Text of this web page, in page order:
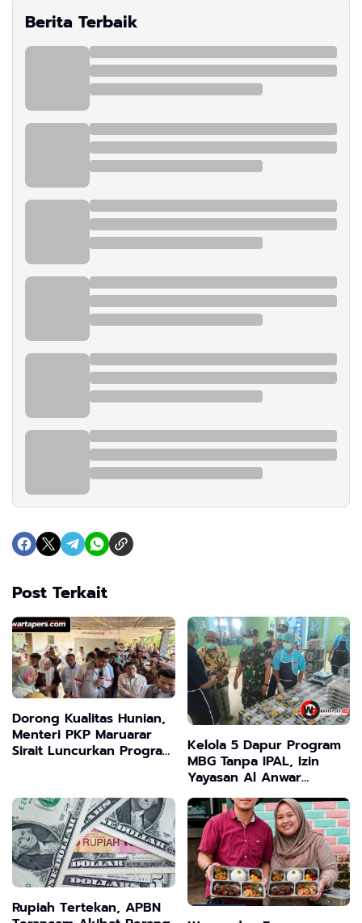
Berita Terbaik
Post Terkait
​Dorong Kualitas Hunian,
Menteri PKP Maruarar
Sirait Luncurkan Program
Kelola 5 Dapur Program
MBG Tanpa IPAL, Izin
Yayasan Al Anwar
Bangkalan
Dipertanyakan Warga
Rupiah Tertekan, APBN